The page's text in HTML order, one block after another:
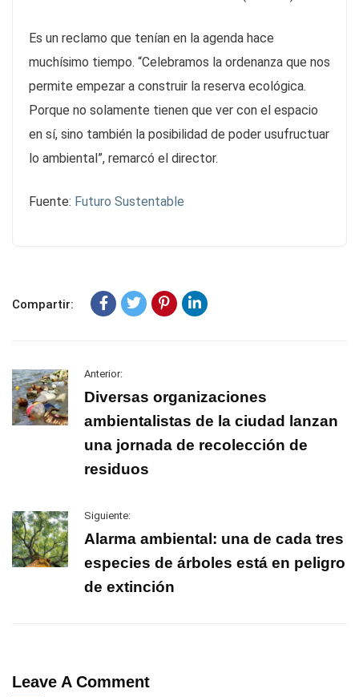
Es un reclamo que tenían en la agenda hace
muchísimo tiempo. “Celebramos la ordenanza que nos
permite empezar a construir la reserva ecológica.
Porque no solamente tienen que ver con el espacio
en sí, sino también la posibilidad de poder usufructuar
lo ambiental”, remarcó el director.
Fuente: Futuro Sustentable
Compartir:
Anterior:
Diversas organizaciones
ambientalistas de la ciudad lanzan
una jornada de recolección de
residuos
Siguiente:
Alarma ambiental: una de cada tres
especies de árboles está en peligro
de extinción
Leave A Comment